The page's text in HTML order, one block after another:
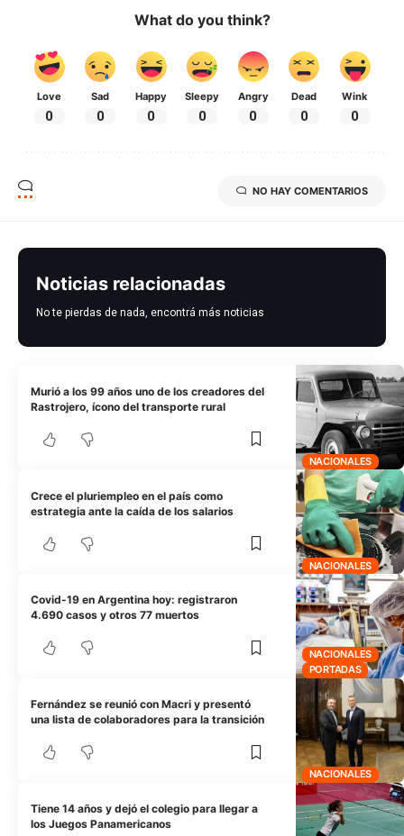
What do you think?
Love
0
Sad
0
Happy
0
Sleepy
0
Angry
0
Dead
0
Wink
0
NO HAY COMENTARIOS
Noticias relacionadas
No te pierdas de nada, encontrá más noticias
NACIONALES
Murió a los 99 años uno de los creadores del
Rastrojero, ícono del transporte rural
NACIONALES
Crece el pluriempleo en el país como
estrategia ante la caída de los salarios
NACIONALES
PORTADAS
Covid-19 en Argentina hoy: registraron
4.690 casos y otros 77 muertos
NACIONALES
Fernández se reunió con Macri y presentó
una lista de colaboradores para la transición
Tiene 14 años y dejó el colegio para llegar a
los Juegos Panamericanos